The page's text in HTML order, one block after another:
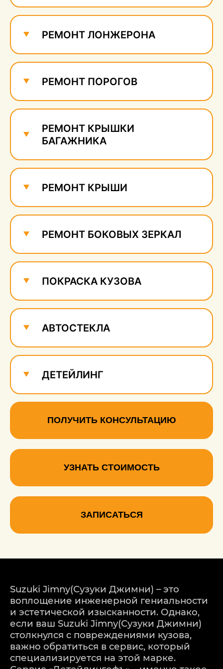
Ремонт и удаление
РЕМОНТ ЛОНЖЕРОНА
РЕМОНТ ПОРОГОВ
РЕМОНТ КРЫШКИ
БАГАЖНИКА
РЕМОНТ КРЫШИ
РЕМОНТ БОКОВЫХ ЗЕРКАЛ
ПОКРАСКА КУЗОВА
АВТОСТЕКЛА
ДЕТЕЙЛИНГ
ПОЛУЧИТЬ КОНСУЛЬТАЦИЮ
УЗНАТЬ СТОИМОСТЬ
ЗАПИСАТЬСЯ
Suzuki Jimny(Сузуки Джимни) – это
воплощение инженерной гениальности
и эстетической изысканности. Однако,
если ваш Suzuki Jimny(Сузуки Джимни)
столкнулся с повреждениями кузова,
важно обратиться в сервис, который
специализируется на этой марке.